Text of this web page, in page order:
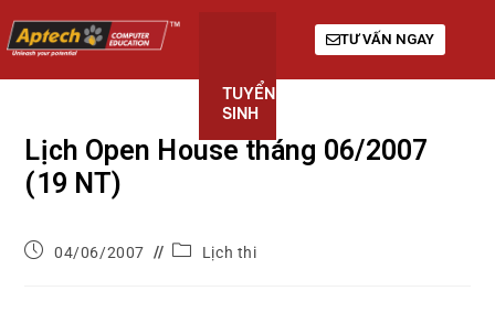
TUYỂN
SINH
TƯ VẤN NGAY
Lịch Open House tháng 06/2007
(19 NT)
04/06/2007 Lịch thi